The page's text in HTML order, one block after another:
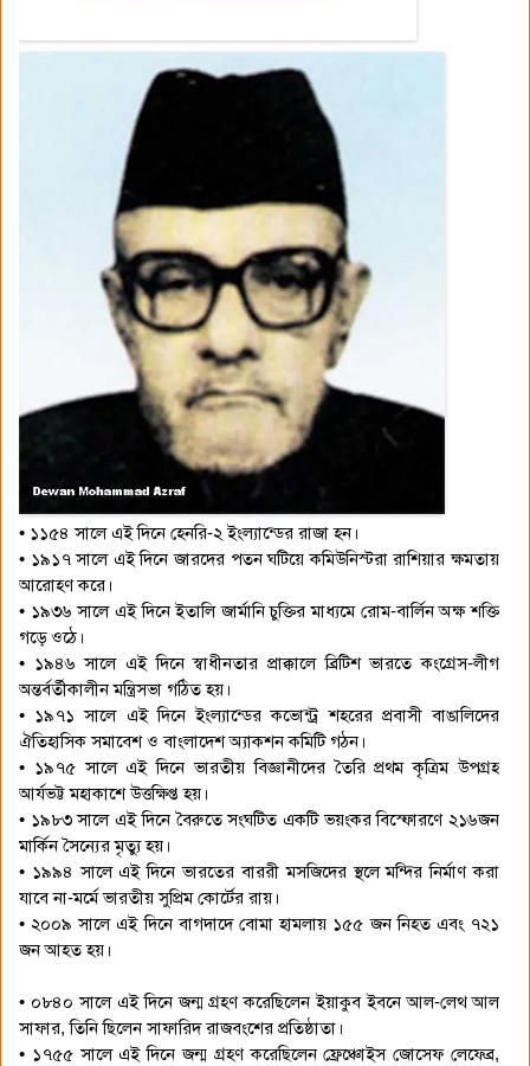
• ১১৫৪ সালে এই দিনে হেনরি-২ ইংল্যান্ডের রাজা হন।
• ১৯১৭ সালে এই দিনে জারদের পতন ঘটিয়ে কমিউনিস্টরা রাশিয়ার ক্ষমতায়
আরোহণ করে।
• ১৯৩৬ সালে এই দিনে ইতালি জার্মানি চুক্তির মাধ্যমে রোম-বার্লিন অক্ষ শক্তি
গড়ে ওঠে।
• ১৯৪৬ সালে এই দিনে স্বাধীনতার প্রাক্কালে ব্রিটিশ ভারতে কংগ্রেস-লীগ
অন্তর্বর্তীকালীন মন্ত্রিসভা গঠিত হয়।
• ১৯৭১ সালে এই দিনে ইংল্যান্ডের কভোন্ট্র শহরের প্রবাসী বাঙালিদের
ঐতিহাসিক সমাবেশ ও বাংলাদেশ অ্যাকশন কমিটি গঠন।
• ১৯৭৫ সালে এই দিনে ভারতীয় বিজ্ঞানীদের তৈরি প্রথম কৃত্রিম উপগ্রহ
আর্যভট্ট মহাকাশে উত্তক্ষিপ্ত হয়।
• ১৯৮৩ সালে এই দিনে বৈরুতে সংঘটিত একটি ভয়ংকর বিস্ফোরণে ২১৬জন
মার্কিন সৈন্যের মৃত্যু হয়।
• ১৯৯৪ সালে এই দিনে ভারতের বাররী মসজিদের স্থলে মন্দির নির্মাণ করা
যাবে না-মর্মে ভারতীয় সুপ্রিম কোর্টের রায়।
• ২০০৯ সালে এই দিনে বাগদাদে বোমা হামলায় ১৫৫ জন নিহত এবং ৭২১
জন আহত হয়।
• ০৮৪০ সালে এই দিনে জন্ম গ্রহণ করেছিলেন ইয়াকুব ইবনে আল-লেথ আল
সাফার, তিনি ছিলেন সাফারিদ রাজবংশের প্রতিষ্ঠাতা।
• ১৭৫৫ সালে এই দিনে জন্ম গ্রহণ করেছিলেন ফ্রেঞ্চোইস জোসেফ লেফেব্র,